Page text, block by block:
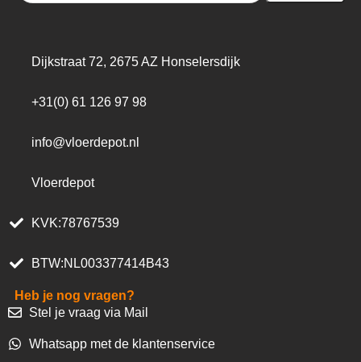
Dijkstraat 72, 2675 AZ Honselersdijk
+31(0) 61 126 97 98
info@vloerdepot.nl
Vloerdepot
KVK:78767539
BTW:NL003377414B43
Heb je nog vragen?
Stel je vraag via Mail
Whatsapp met de klantenservice